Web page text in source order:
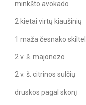
minkšto avokado
2 kietai virtų kiaušinių
1 maža česnako
2 v. š. majonezo
2 v. š. citrinos sulčių
druskos pagal skonį